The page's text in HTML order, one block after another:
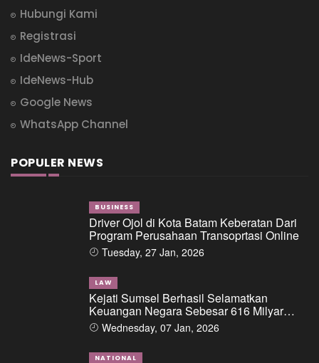
Hubungi Kami
Registrasi
IdeNews-Sport
IdeNews-Hub
Google News
WhatsApp Channel
POPULER NEWS
BUSINESS
Driver Ojol di Kota Batam Keberatan Dari
Program Perusahaan Transoprtasi Online
Tuesday, 27 Jan, 2026
LAW
Kejati Sumsel Berhasil Selamatkan
Keuangan Negara Sebesar 616 Milyar
Dalam Perkara Dugaan Tipikor Pemberian
Fasilitas Pinjaman/Kredit Dari Salah Satu
Bank Pemerintah Kepada PT. BSS Dan PT.
Wednesday, 07 Jan, 2026
NATIONAL